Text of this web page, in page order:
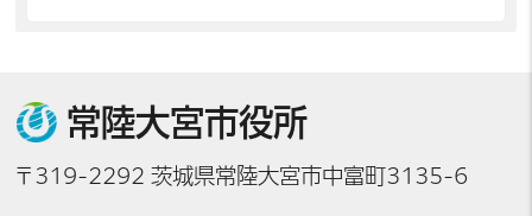
常陸大宮市役所
〒319-2292 茨城県常陸大宮市中富町3135-6